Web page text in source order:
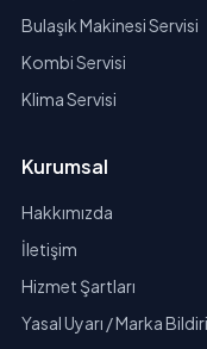
Bulaşık Makinesi Servisi
Kombi Servisi
Klima Servisi
Kurumsal
Hakkımızda
İletişim
Hizmet Şartları
Yasal Uyarı / Marka